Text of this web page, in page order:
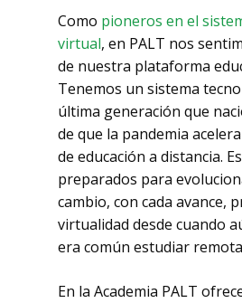
Como pioneros en el
virtual, en PALT nos
de nuestra plataforma
Tenemos un sistema
última generación que
de que la pandemia
de educación a distancia.
preparados para
cambio, con cada avance,
virtualidad desde cuando
era común estudiar
En la Academia PALT